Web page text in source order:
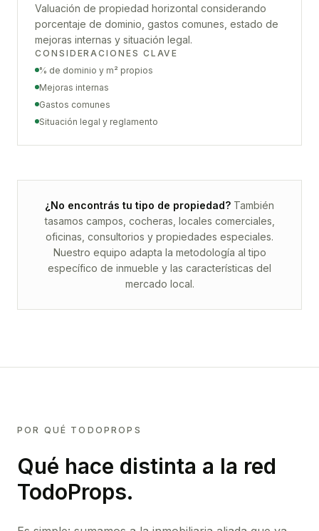
Valuación de propiedad horizontal considerando
porcentaje de dominio, gastos comunes, estado de
mejoras internas y situación legal.
CONSIDERACIONES CLAVE
% de dominio y m² propios
Mejoras internas
Gastos comunes
Situación legal y reglamento
¿No encontrás tu tipo de propiedad? También
tasamos campos, cocheras, locales comerciales,
oficinas, consultorios y propiedades especiales.
Nuestro equipo adapta la metodología al tipo
específico de inmueble y las características del
mercado local.
POR QUÉ TODOPROPS
Qué hace distinta a la red
TodoProps.